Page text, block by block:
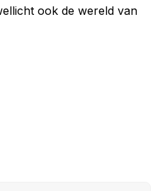
ook de wereld van